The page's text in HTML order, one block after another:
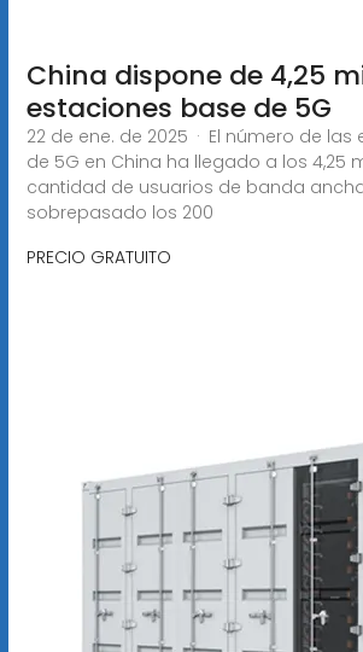
China dispone de 4,25
estaciones base de 5G
22 de ene. de 2025 · El número de
de 5G en China ha llegado a los 4,25
cantidad de usuarios de banda
sobrepasado los 200
PRECIO GRATUITO